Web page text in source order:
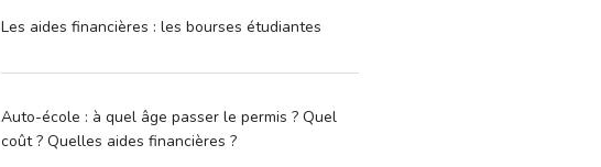
Les aides financières : les bourses étudiantes
Auto-école : à quel âge passer le permis ? Quel
coût ? Quelles aides financières ?